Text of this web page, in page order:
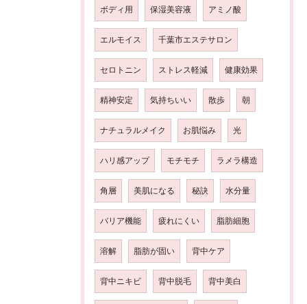
ボディ用 保湿美容液 アミノ酸
エルモイス 千葉市エステサロン
セロトニン ストレス軽減 健康効果
精神安定 気持ちいい 散歩 朝
ナチュラルメイク お肌悩み 光
ハリ感アップ モチモチ ラメラ構造
角層 美肌になる 秘訣 水分量
バリア機能 疲れにくい 脂肪細胞
溶解 脂肪が固い 背中ケア
背中ニキビ 背中脱毛 背中美白